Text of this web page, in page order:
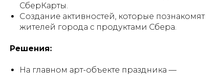
СберКарты.
Создание активностей, которые познакомят
жителей города с продуктами Сбера.
Решения:
На главном арт-объекте праздника —